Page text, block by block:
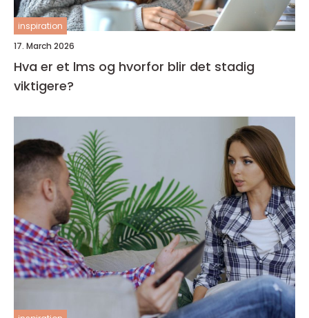
inspiration
17. March 2026
Hva er et lms og hvorfor blir det stadig
viktigere?